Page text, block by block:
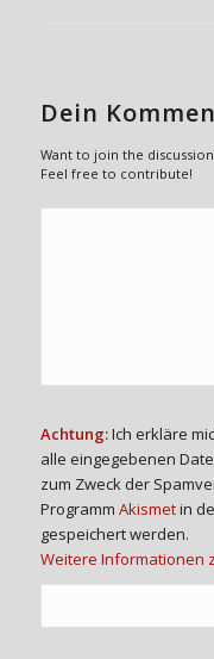
Dein
Want to join the
Feel free to contribute!
Achtung:Ich erkläre
alle eingegebenen
zum Zweck der
Programm Akismetin
gespeichert werden.
Weitere Informationen